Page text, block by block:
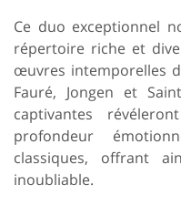
Ce duo exceptionnel
répertoire riche et
œuvres intemporelles
Fauré, Jongen et
captivantes
profondeur
classiques, offrant
inoubliable.